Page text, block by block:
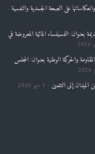
على الصحة الجسدية والنفسية
بعنوان: الفسيفساء المائية المعروضة في
والحركة الوطنية بعنوان: المجلس
إلى التثمين 5 مايو 2026